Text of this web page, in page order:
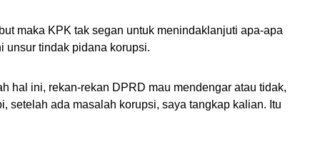
maka KPK tak segan untuk menindaklanjuti apa-apa
unsur tindak pidana korupsi.
hal ini, rekan-rekan DPRD mau mendengar atau tidak,
setelah ada masalah korupsi, saya tangkap kalian. Itu